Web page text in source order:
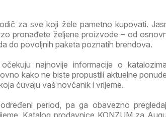
za sve koji žele pametno kupovati.
pronađete željene proizvode – od
do povoljnih paketa poznatih brendova.
najnovije informacije o
kako ne biste propustili aktuelne
čuvaju vaš novčanik i vrijeme.
period, pa ga obavezno